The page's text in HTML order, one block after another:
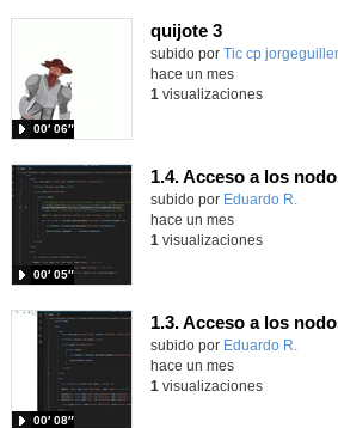
quijote 3
subido por Tic cp
00′ 06″
hace un mes
1 visualizaciones
Contenido educativo.
subido por Eduardo R.
00′ 05″
hace un mes
1 visualizaciones
1.3. Acceso a los
Contenido educativo.
subido por Eduardo R.
00′ 08″
hace un mes
1 visualizaciones